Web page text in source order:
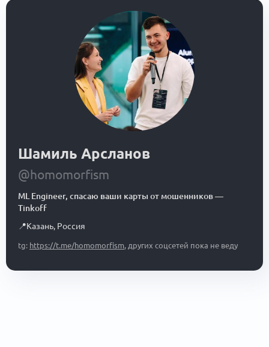
Шамиль Арсланов
@homomorfism
ML Engineer, спасаю ваши карты от мошенников—
Tinkoff
📍Казань, Россия
tg: https://t.me/homomorfism, других соцсетей пока не веду